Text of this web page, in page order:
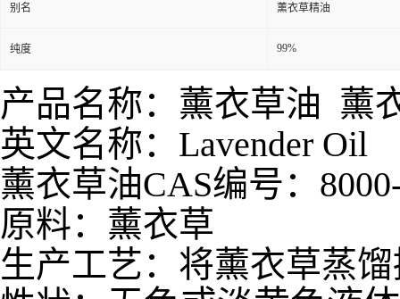
别名 薰衣草精油
纯度 99%
产品名称：薰衣草油 薰
英文名称：Lavender Oil
薰衣草油CAS编号：
原料：薰衣草
生产工艺：将薰衣草蒸